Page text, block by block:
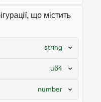
що містить
string
u64
number